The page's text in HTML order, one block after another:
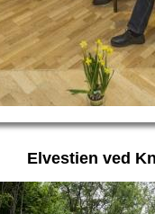
Elvestien ved